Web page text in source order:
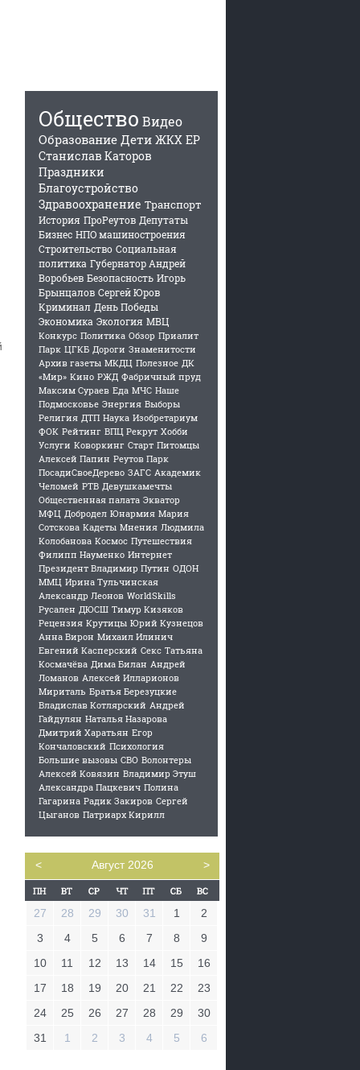
Общество Видео
Образование Дети ЖКХ ЕР
Станислав Каторов
Праздники
Благоустройство
Здравоохранение Транспорт
История ПроРеутов Депутаты
Бизнес НПО машиностроения
Строительство Социальная
политика Губернатор Андрей
Воробьев Безопасность Игорь
Брынцалов Сергей Юров
Криминал День Победы
Экономика Экология МВЦ
Конкурс Политика Обзор Приалит
Парк ЦГКБ Дороги Знаменитости
Архив газеты МКДЦ Полезное ДК
«Мир» Кино РЖД Фабричный пруд
Максим Сураев Еда МЧС Наше
Подмосковье Энергия Выборы
Религия ДТП Наука Изобретариум
ФОК Рейтинг ВПЦ Рекрут Хобби
Услуги Коворкинг Старт Питомцы
Алексей Папин Реутов Парк
ПосадиСвоеДерево ЗАГС Академик
Челомей РТВ Девушкамечты
Общественная палата Экватор
МФЦ Добродел Юнармия Мария
Сотскова Кадеты Мнения Людмила
Колобанова Космос Путешествия
Филипп Науменко Интернет
Президент Владимир Путин ОДОН
ММЦ Ирина Тульчинская
Александр Леонов WorldSkills
Русален ДЮСШ Тимур Кизяков
Рецензия Крутицы Юрий Кузнецов
Анна Вирон Михаил Илинич
Евгений Касперский Секс Татьяна
Космачёва Дима Билан Андрей
Ломанов Алексей Илларионов
Мириталь Братья Березуцкие
Владислав Котлярский Андрей
Гайдулян Наталья Назарова
Дмитрий Харатьян Егор
Кончаловский Психология
Большие вызовы СВО Волонтеры
Алексей Ковязин Владимир Этуш
Александра Пацкевич Полина
Гагарина Радик Закиров Сергей
Цыганов Патриарх Кирилл
< Август 2026 >
27 28 29 30 31 1
2
3
4 5 6 7 8
9
10
11 12 13 14 15
16
17
18 19 20 21 22
23
24
25 26 27 28 29
30
31
1 2 3 4 5 6